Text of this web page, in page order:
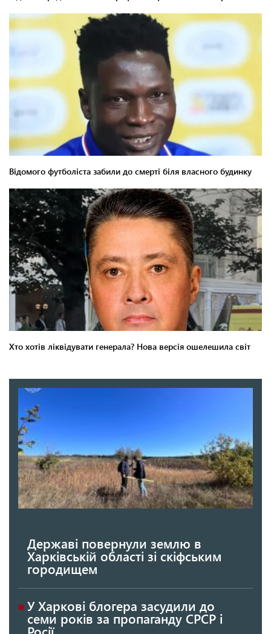
Державі повернули землю в
Харківській області зі скіфським
городищем
У Харкові блогера засудили до
семи років за пропаганду СРСР і